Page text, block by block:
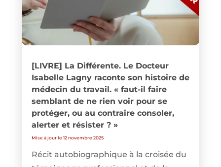
[LIVRE] La Différente. Le Docteur
Isabelle Lagny raconte son histoire de
médecin du travail. « faut-il faire
semblant de ne rien voir pour se
protéger, ou au contraire consoler,
alerter et résister ? »
Mise à jour le 12 novembre 2025
Récit autobiographique à la croisée du